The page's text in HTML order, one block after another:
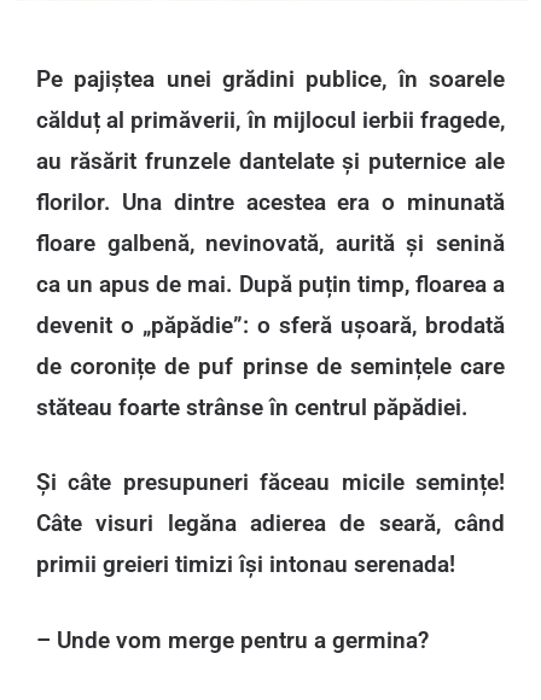
Pe pajiștea unei grădini publice, în soarele
călduț al primăverii, în mijlocul ierbii fragede,
au răsărit frunzele dantelate și puternice ale
florilor. Una dintre acestea era o minunată
floare galbenă, nevinovată, aurită și senină
ca un apus de mai. După puțin timp, floarea a
devenit o „păpădie”: o sferă ușoară, brodată
de coronițe de puf prinse de semințele care
stăteau foarte strânse în centrul păpădiei.
Și câte presupuneri făceau micile semințe!
Câte visuri legăna adierea de seară, când
primii greieri timizi își intonau serenada!
– Unde vom merge pentru a germina?